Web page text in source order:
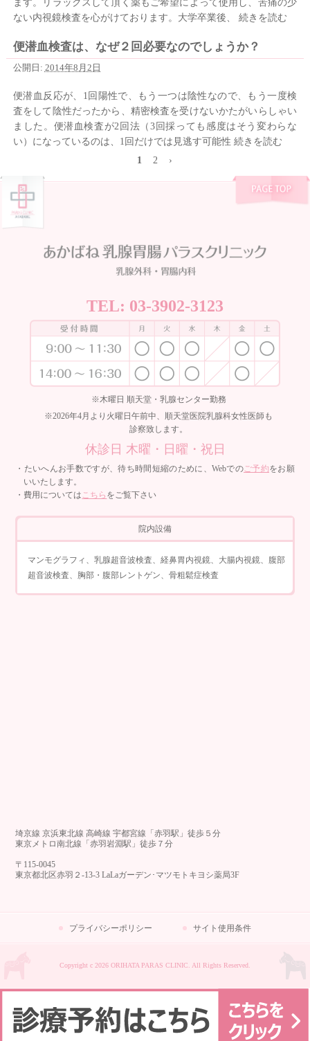
ます。リラックスして頂く薬もご希望によって使用し、苦痛の少
ない内視鏡検査を心がけております。大学卒業後、 続きを読む
便潜血検査は、なぜ２回必要なのでしょうか？
公開日: 2014年8月2日
便潜血反応が、1回陽性で、もう一つは陰性なので、もう一度検
査をして陰性だったから、精密検査を受けないかたがいらしゃい
ました。便潜血検査が2回法（3回採っても感度はそう変わらな
い）になっているのは、1回だけでは見逃す可能性 続きを読む
1
2 ›
TEL: 03-3902-3123
※木曜日 順天堂・乳腺センター勤務
※2026年4月より火曜日午前中、順天堂医院乳腺科女性医師も
診察致します。
休診日 木曜・日曜・祝日
・たいへんお手数ですが、待ち時間短縮のために、Webでのご予約をお願
いいたします。
・費用についてはこちら をご覧下さい
院内設備
マンモグラフィ、乳腺超音波検査、経鼻胃内視鏡、大腸内視鏡、腹部
超音波検査、胸部・腹部レントゲン、骨粗鬆症検査
埼京線 京浜東北線 高崎線 宇都宮線「赤羽駅」徒歩５分
東京メトロ南北線「赤羽岩淵駅」徒歩７分
〒115-0045
東京都北区赤羽２-13-3 LaLaガーデン･マツモトキヨシ薬局3F
プライバシーポリシー サイト使用条件
Copyright c 2026 ORIHATA PARAS CLINIC. All Rights Reserved.